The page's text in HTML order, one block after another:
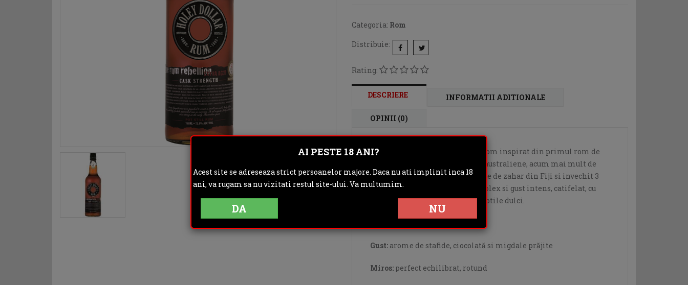
Categoria: Rom
Distribuie:
Rating:
DESCRIERE INFORMATII ADITIONALE
OPINII (0)
Holey Dollar Platinum este un rom inspirat din primul rom de
calitate disponibil in coloniile australiene, acum mai mult de
200 de ani. Este produs din trestie de zahar din Fiji si invechit 3
ani, dobandind un caracter complex si gust intens, catifelat, cu
arome de gref, lamaie si note subtile dulci.
Gust: arome de stafide, ciocolată si migdale prăjite
Miros: perfect echilibrat, rotund
AI PESTE 18 ANI?
Acest site se adreseaza strict persoanelor majore. Daca nu ati implinit inca 18
ani, va rugam sa nu vizitati restul site-ului. Va multumim.
DA NU